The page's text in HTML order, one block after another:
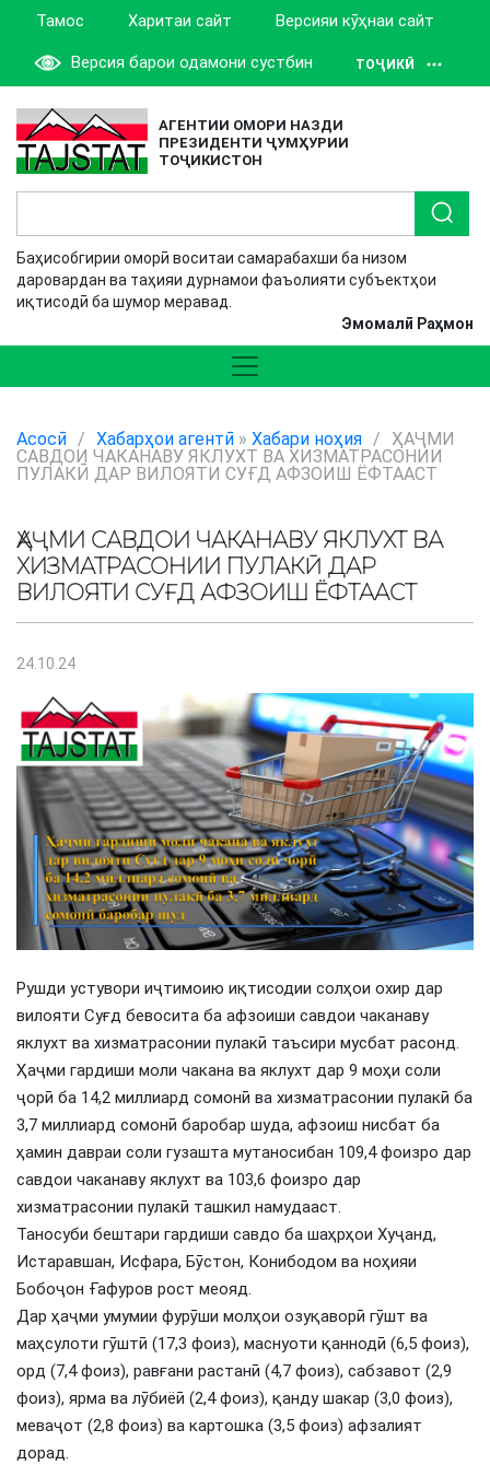
Тамос Харитаи сайт Версияи кӯҳнаи сайт
Версия барои одамони сустбин ТОҶИКӢ
АГЕНТИИ ОМОРИ НАЗДИ
ПРЕЗИДЕНТИ ҶУМҲУРИИ
ТОҶИКИСТОН
Баҳисобгирии оморӣ воситаи самарабахши ба низом
даровардан ва таҳияи дурнамои фаъолияти субъектҳои
иқтисодӣ ба шумор меравад.
Эмомалӣ Раҳмон
Асосӣ / Хабарҳои агентӣ » Хабари ноҳия /
ҲАҶМИ
САВДОИ ЧАКАНАВУ ЯКЛУХТ ВА ХИЗМАТРАСОНИИ
ПУЛАКӢ ДАР ВИЛОЯТИ СУҒД АФЗОИШ ЁФТААСТ
ҲАҶМИ САВДОИ ЧАКАНАВУ ЯКЛУХТ ВА
ХИЗМАТРАСОНИИ ПУЛАКӢ ДАР
ВИЛОЯТИ СУҒД АФЗОИШ ЁФТААСТ
24.10.24
Рушди устувори иҷтимоию иқтисодии солҳои охир дар
вилояти Суғд бевосита ба афзоиши савдои чаканаву
яклухт ва хизматрасонии пулакӣ таъсири мусбат расонд.
Ҳаҷми гардиши моли чакана ва яклухт дар 9 моҳи соли
ҷорӣ ба 14,2 миллиард сомонӣ ва хизматрасонии пулакӣ ба
3,7 миллиард сомонӣ баробар шуда, афзоиш нисбат ба
ҳамин давраи соли гузашта мутаносибан 109,4 фоизро дар
савдои чаканаву яклухт ва 103,6 фоизро дар
хизматрасонии пулакӣ ташкил намудааст.
Таносуби бештари гардиши савдо ба шаҳрҳои Хуҷанд,
Истаравшан, Исфара, Бӯстон, Конибодом ва ноҳияи
Бобоҷон Ғафуров рост меояд.
Дар ҳаҷми умумии фурӯши молҳои озуқаворӣ гӯшт ва
маҳсулоти гӯштӣ (17,3 фоиз), маснуоти қаннодӣ (6,5 фоиз),
орд (7,4 фоиз), равғани растанӣ (4,7 фоиз), сабзавот (2,9
фоиз), ярма ва лӯбиёӣ (2,4 фоиз), қанду шакар (3,0 фоиз),
меваҷот (2,8 фоиз) ва картошка (3,5 фоиз) афзалият
дорад.